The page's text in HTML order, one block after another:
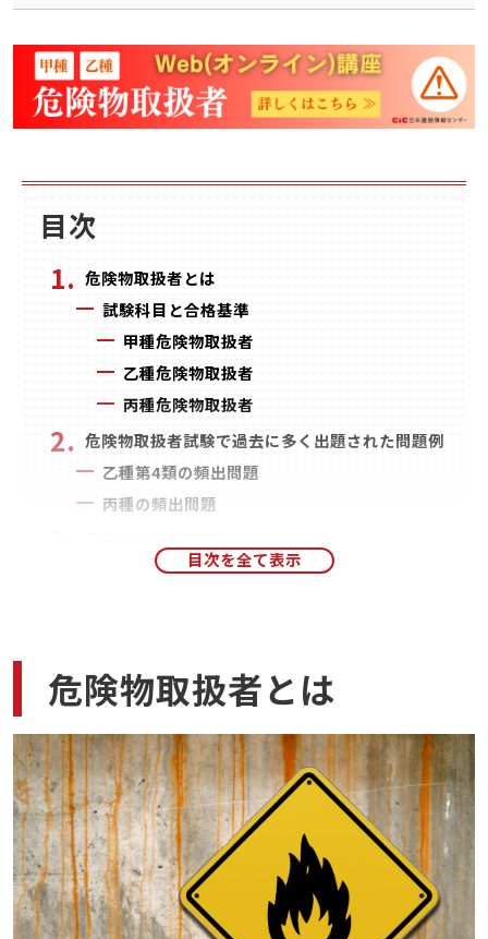
目次
危険物取扱者とは
試験科目と合格基準
甲種危険物取扱者
乙種危険物取扱者
丙種危険物取扱者
危険物取扱者試験で過去に多く出題された問題例
乙種第4類の頻出問題
丙種の頻出問題
おすすめの勉強方法
学習サービスを活用して効率アップ
オンライン講座での学習をおすすめする理由
CICのオンライン講座の特徴
まとめ
危険物取扱者とは